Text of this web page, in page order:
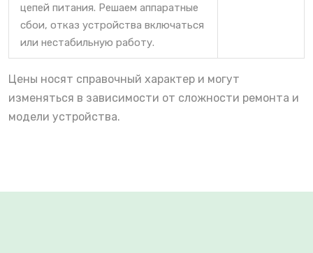
цепей питания. Решаем аппаратные
сбои, отказ устройства включаться
или нестабильную работу.
Цены носят справочный характер и могут
изменяться в зависимости от сложности ремонта и
модели устройства.